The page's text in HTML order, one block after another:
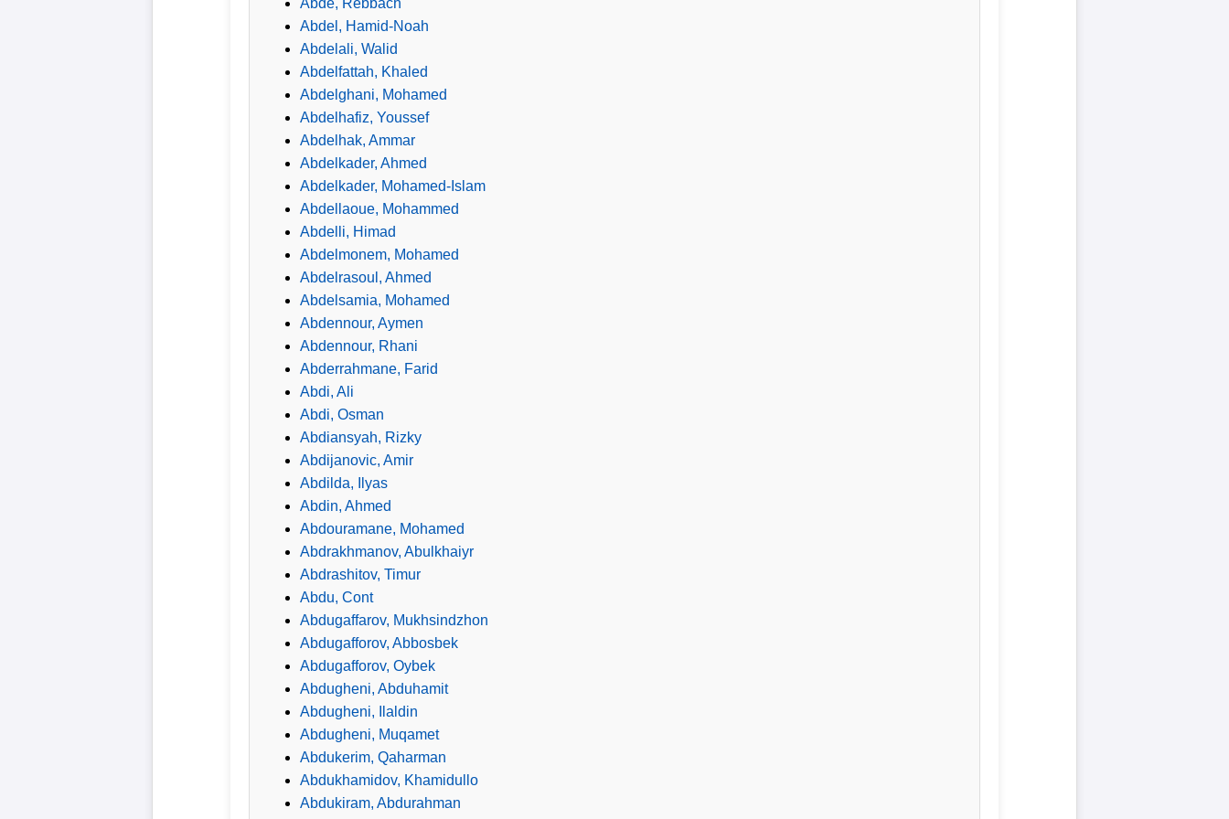
Abdel, Hamid-Noah
Abdelali, Walid
Abdelfattah, Khaled
Abdelghani, Mohamed
Abdelhafiz, Youssef
Abdelhak, Ammar
Abdelkader, Ahmed
Abdelkader, Mohamed-Islam
Abdellaoue, Mohammed
Abdelli, Himad
Abdelmonem, Mohamed
Abdelrasoul, Ahmed
Abdelsamia, Mohamed
Abdennour, Aymen
Abdennour, Rhani
Abderrahmane, Farid
Abdi, Ali
Abdi, Osman
Abdiansyah, Rizky
Abdijanovic, Amir
Abdilda, Ilyas
Abdin, Ahmed
Abdouramane, Mohamed
Abdrakhmanov, Abulkhaiyr
Abdrashitov, Timur
Abdu, Cont
Abdugaffarov, Mukhsindzhon
Abdugafforov, Abbosbek
Abdugafforov, Oybek
Abdugheni, Abduhamit
Abdugheni, Ilaldin
Abdugheni, Muqamet
Abdukerim, Qaharman
Abdukhamidov, Khamidullo
Abdukiram, Abdurahman